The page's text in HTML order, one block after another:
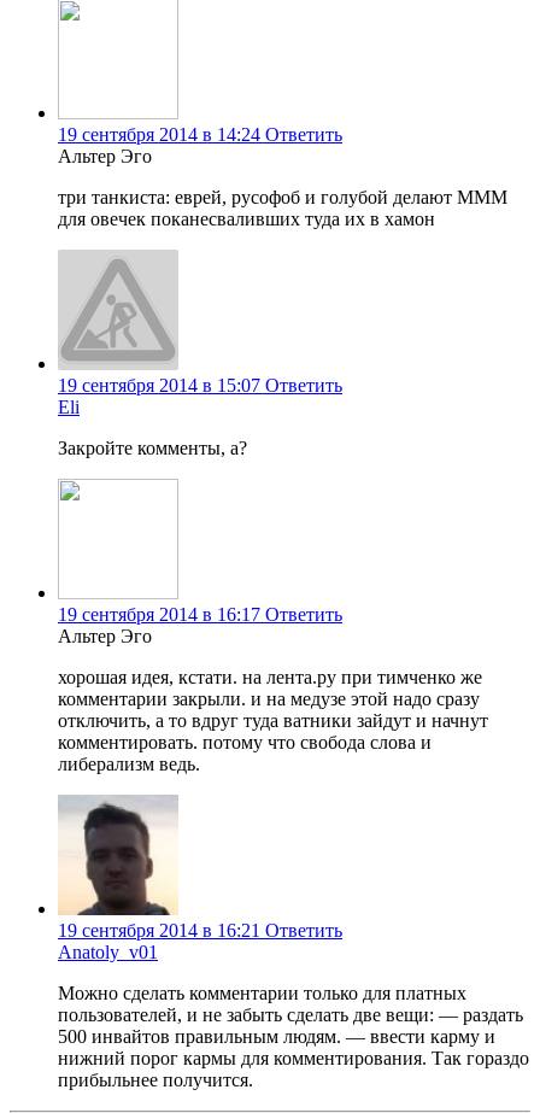
19 сентября 2014 в 14:24 Ответить
Альтер Эго
три танкиста: еврей, русофоб и голубой делают МММ
для овечек поканесваливших туда их в хамон
19 сентября 2014 в 15:07 Ответить
Eli
Закройте комменты, а?
19 сентября 2014 в 16:17 Ответить
Альтер Эго
хорошая идея, кстати. на лента.ру при тимченко же
комментарии закрыли. и на медузе этой надо сразу
отключить, а то вдруг туда ватники зайдут и начнут
комментировать. потому что свобода слова и
либерализм ведь.
19 сентября 2014 в 16:21 Ответить
Anatoly_v01
Можно сделать комментарии только для платных
пользователей, и не забыть сделать две вещи: — раздать
500 инвайтов правильным людям. — ввести карму и
нижний порог кармы для комментирования. Так гораздо
прибыльнее получится.